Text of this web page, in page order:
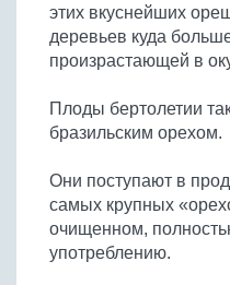
Грибы
Бобовые
Крупы
этих вкуснейших
деревьев куда
произрастающей в
Плоды бертолетии
бразильским орехом.
Они поступают в
самых крупных
очищенном,
употреблению.